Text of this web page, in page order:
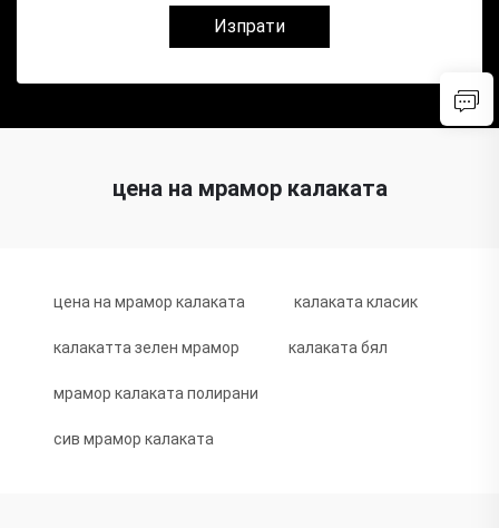
Изпрати
цена на мрамор калаката
цена на мрамор калаката калаката класик
калакатта зелен мрамор калаката бял
мрамор калаката полирани
сив мрамор калаката